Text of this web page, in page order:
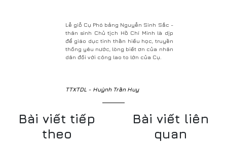
Lễ giỗ Cụ Phó bảng Nguyễn Sinh Sắc -
thân sinh Chủ tịch Hồ Chí Minh là dịp
để giáo dục tinh thần hiếu học, truyền
thống yêu nước, lòng biết ơn của nhân
dân đối với công lao to lớn của Cụ.
TTXTDL - Huỳnh Trần Huy
Bài viết tiếp
theo
Bài viết liên
quan